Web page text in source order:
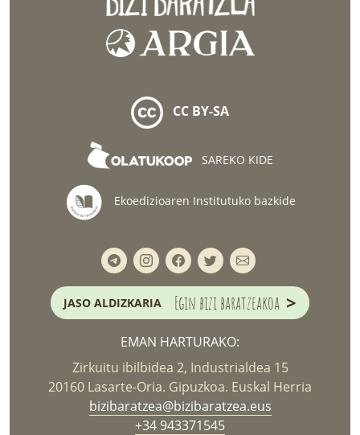
CC BY-SA
SAREKO KIDE
Ekoedizioaren Institutuko bazkide
JASO ALDIZKARIA Egin bizi baratzeakoa >
EMAN HARTURAKO:
Zirkuitu ibilbidea 2, Industrialdea 15
20160 Lasarte-Oria. Gipuzkoa. Euskal Herria
bizibaratzea@bizibaratzea.eus
+34 943371545